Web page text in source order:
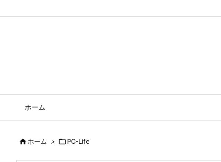
ホーム
ホーム > PC-Life